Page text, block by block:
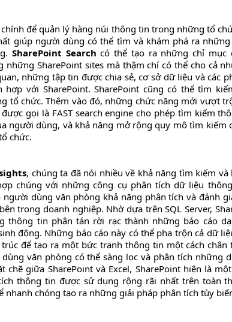
để quản lý hàng núi thông tin trong những tổ
giúp người dùng có thể tìm và khám phá ra
SharePoint Search có thể tạo ra những chỉ mục
những SharePoint sites mà thậm chí có thể cho cả
những tập tin được chia sẻ, cơ sở dữ liệu và các
hợp với SharePoint. SharePoint cũng có thể tìm
tổ chức. Thêm vào đó, những chức năng mới vượt
gọi là FAST search engine cho phép tìm kiếm
người dùng, và khả năng mở rộng quy mô tìm kiếm
chức.
, chúng ta đã nói nhiều về khả năng tìm kiếm và
chúng với những công cụ phân tích dữ liệu
người dùng văn phòng khả năng phân tích và đánh
trong doanh nghiệp. Nhờ dựa trên SQL Server,
thông tin phân tán rời rạc thành những báo cáo
động. Những báo cáo này có thể pha trộn cả dữ
để tạo ra một bức tranh thông tin một cách chân
văn phòng có thể sàng lọc và phân tích những
chẽ giữa SharePoint và Excel, SharePoint hiện là
thông tin được sử dụng rộng rãi nhất trên toàn
nhanh chóng tạo ra những giải pháp phân tích tùy